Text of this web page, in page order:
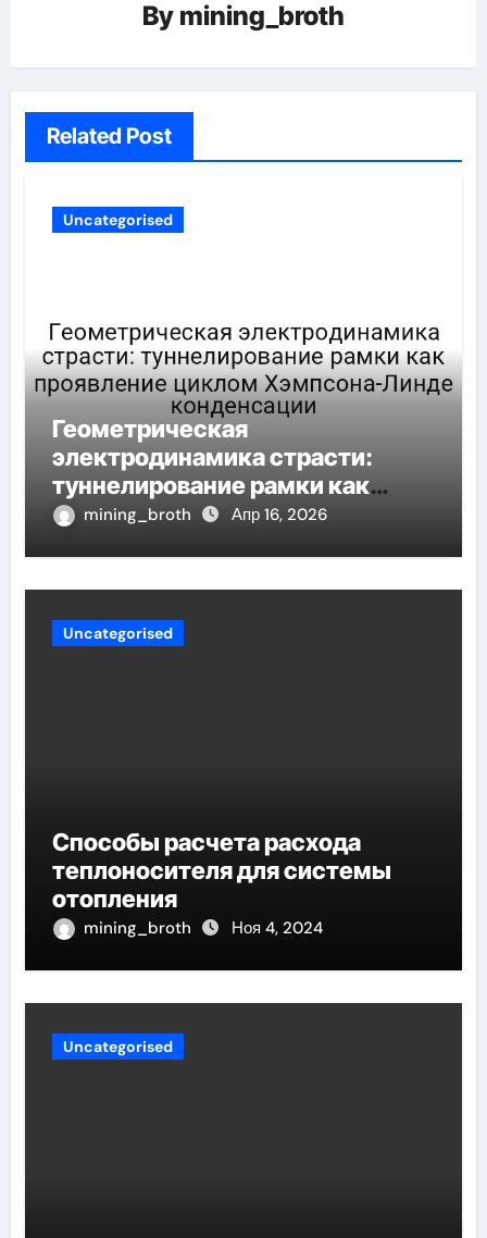
By mining_broth
Related Post
Uncategorised
Геометрическая
электродинамика страсти:
туннелирование рамки как
проявление циклом Хэмпсона-
mining_broth Апр 16, 2026
Uncategorised
Способы расчета расхода
теплоносителя для системы
отопления
mining_broth Ноя 4, 2024
Uncategorised